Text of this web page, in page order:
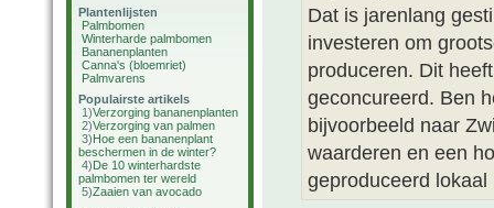
Plantenlijsten
Palmbomen
Winterharde palmbomen
Bananenplanten
Canna's (bloemriet)
Palmvarens
Populairste artikels
1)Verzorging bananenplanten
2)Verzorging van palmen
3)Hoe een bananenplant
beschermen in de winter?
4)De 10 winterhardste
palmbomen ter wereld
5)Zaaien van avocado
Dat is jarenlang
investeren om
produceren. Dit
geconcureerd. Ben
bijvoorbeeld naar
waarderen en een
geproduceerd lokaal